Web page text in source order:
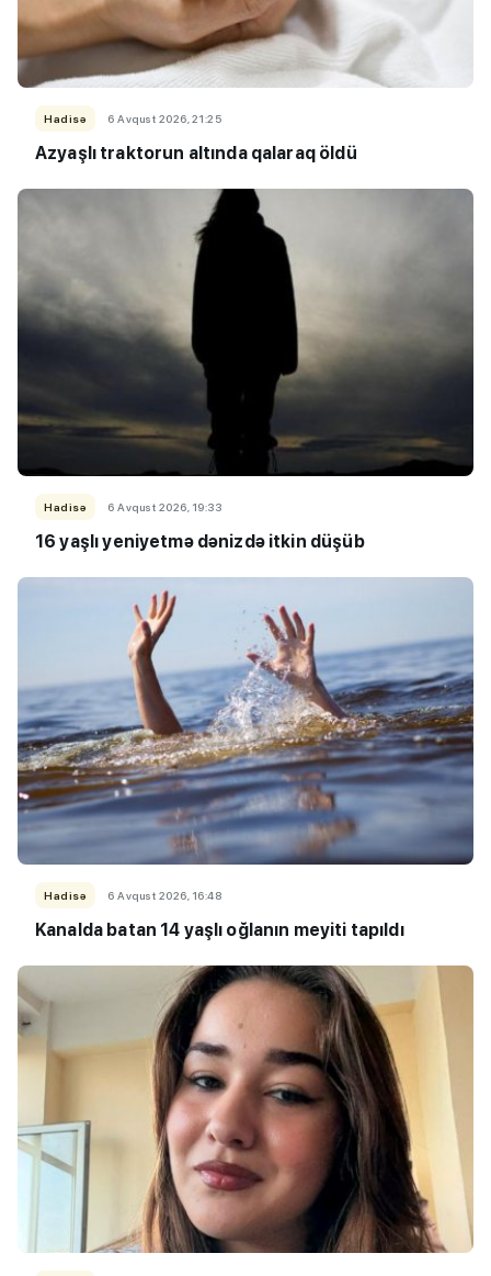
Hadisə 6 Avqust 2026, 21:25
Azyaşlı traktorun altında qalaraq öldü
Hadisə 6 Avqust 2026, 19:33
16 yaşlı yeniyetmə dənizdə itkin düşüb
Hadisə 6 Avqust 2026, 16:48
Kanalda batan 14 yaşlı oğlanın meyiti tapıldı